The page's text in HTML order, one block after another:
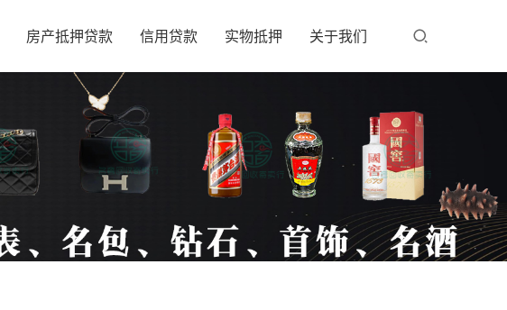
房产抵押贷款 信用贷款 实物抵押 关于我们